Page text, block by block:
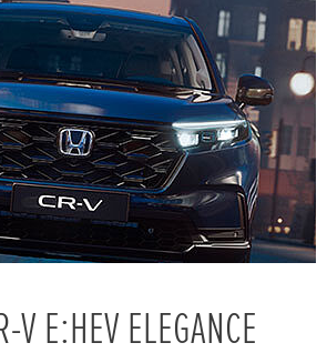
V E:HEV ELEGANCE